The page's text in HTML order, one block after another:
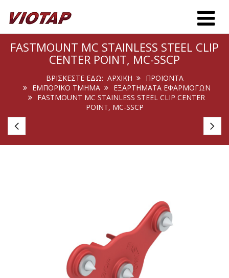
Toggle
FASTMOUNT MC STAINLESS STEEL CLIP
CENTER POINT, MC-SSCP
ΒΡΊΣΚΕΣΤΕ ΕΔΏ: ΑΡΧΙΚΉ
ΠΡΟΙΟΝΤΑ
ΕΜΠΟΡΙΚΟ ΤΜΗΜΑ
ΕΞΑΡΤΗΜΑΤΑ ΕΦΑΡΜΟΓΩΝ
FASTMOUNT MC STAINLESS STEEL CLIP CENTER
POINT, MC-SSCP
CAF-
COMPO